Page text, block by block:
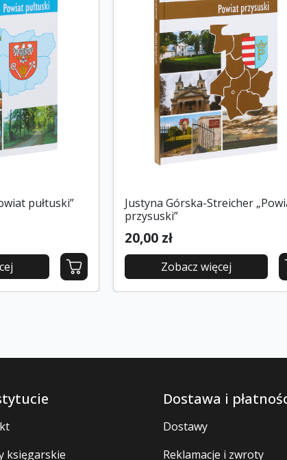
pułtuski”
Justyna Górska-Streicher
przysuski”
20,00 zł
Zobacz więcej
księgarskie
Dostawa i
Dostawy
Reklamacje i zwroty